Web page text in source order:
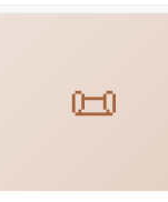
📜